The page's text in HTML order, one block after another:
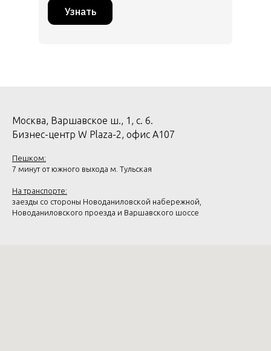
Узнать
Москва, Варшавское ш., 1, с. 6.
Бизнес-центр W Plaza-2, офис А107
Пешком:
7 минут от южного выхода м. Тульская
На транспорте:
заезды со стороны Новоданиловской набережной,
Новоданиловского проезда и Варшавского шоссе